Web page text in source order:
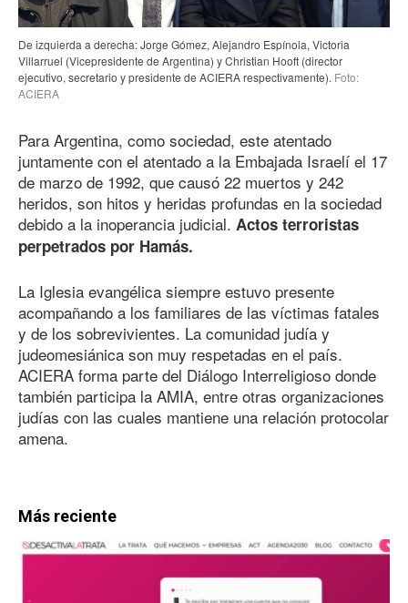
De izquierda a derecha: Jorge Gómez, Alejandro Espínola, Victoria
Villarruel (Vicepresidente de Argentina) y Christian Hooft (director
ejecutivo, secretario y presidente de ACIERA respectivamente). Foto:
ACIERA
Para Argentina, como sociedad, este atentado
juntamente con el atentado a la Embajada Israelí el 17
de marzo de 1992, que causó 22 muertos y 242
heridos, son hitos y heridas profundas en la sociedad
debido a la inoperancia judicial. Actos terroristas
perpetrados por Hamás.
La Iglesia evangélica siempre estuvo presente
acompañando a los familiares de las víctimas fatales
y de los sobrevivientes. La comunidad judía y
judeomesiánica son muy respetadas en el país.
ACIERA forma parte del Diálogo Interreligioso donde
también participa la AMIA, entre otras organizaciones
judías con las cuales mantiene una relación protocolar
amena.
Más reciente